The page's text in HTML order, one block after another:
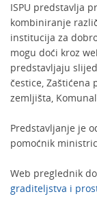
ISPU predstavlja
kombiniranje
institucija za
mogu doći kroz
predstavljaju
čestice, Zaštićena
zemljišta,
Predstavljanje je
pomoćnik
Web preglednik
graditeljstva i